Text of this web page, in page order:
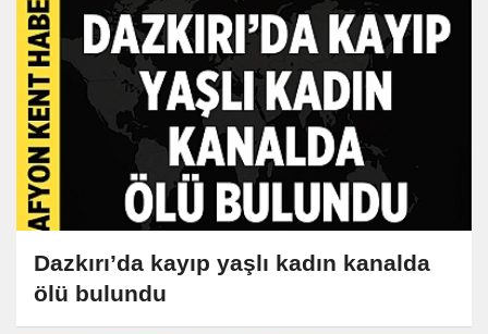
Dazkırı’da kayıp yaşlı kadın kanalda
ölü bulundu